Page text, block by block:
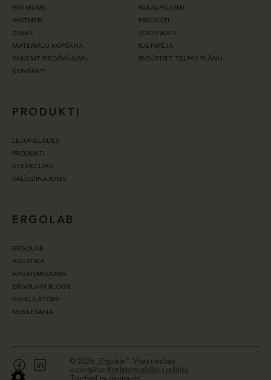
PAR MUMS
PAKALPOJUMI
PARTNERI
PROJEKTI
ZIŅAS
SERTIFIKĀTI
MATERIĀLU KOPŠANA
ILGTSPĒJA
SAŅEMT PIEDĀVĀJUMU
IEGŪSTIET TELPAS PLĀNU
KONTAKTI
PRODUKTI
LEJUPIELĀDES
PRODUKTI
KOLEKCIJAS
SALĪDZINĀJUMS
ERGOLAB
ERGOLAB
AKUSTIKA
APGAISMOJUMS
ERGOLAIN BLOGS
KALKULATORS
MEKLĒŠANA
© 2026 „Ergolain“. Visas tiesības
aizsargātas Konfidencialitātes politika.